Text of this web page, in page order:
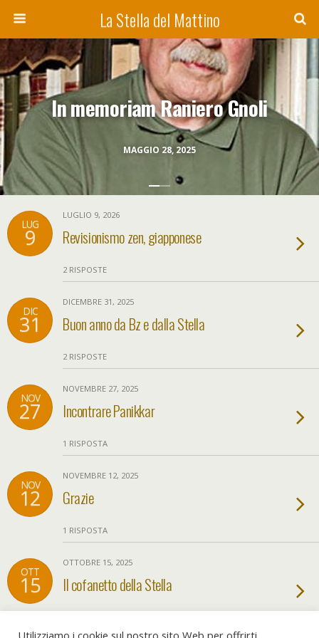
La Stella del Mattino
MAGGIO 28, 2025
In memoriam Raniero Gnoli
LUG
9
LUGLIO 9, 2026
Revisionismo zen, giapponese
2 RISPOSTE
DIC
31
DICEMBRE 31, 2025
Buon anno da Bz e dalla Stella
2 RISPOSTE
NOV
27
NOVEMBRE 27, 2025
Incontrare Panikkar
1 RISPOSTA
NOV
12
NOVEMBRE 12, 2025
Grazie
1 RISPOSTA
OTT
15
OTTOBRE 15, 2025
Il cofanetto della Stella
Utilizziamo i cookie sul nostro sito Web per offrirti